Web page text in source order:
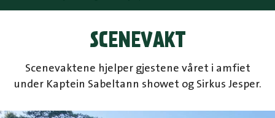
SCENEVAKT
Scenevaktene hjelper gjestene våret i amfiet
under Kaptein Sabeltann showet og Sirkus Jesper.